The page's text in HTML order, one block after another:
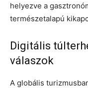
helyezve a
természetalapú
Digitális
válaszok
A globális